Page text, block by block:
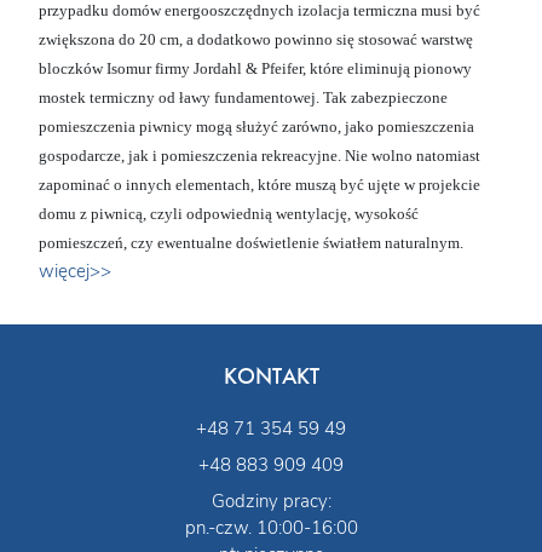
przypadku domów energooszczędnych izolacja termiczna musi być
zwiększona do 20 cm, a dodatkowo powinno się stosować warstwę
bloczków Isomur firmy Jordahl & Pfeifer, które eliminują pionowy
mostek termiczny od ławy fundamentowej. Tak zabezpieczone
pomieszczenia piwnicy mogą służyć zarówno, jako pomieszczenia
gospodarcze, jak i pomieszczenia rekreacyjne. Nie wolno natomiast
zapominać o innych elementach, które muszą być ujęte w projekcie
domu z piwnicą, czyli odpowiednią wentylację, wysokość
pomieszczeń, czy ewentualne doświetlenie światłem naturalnym.
więcej>>
KONTAKT
+48 71 354 59 49
+48 883 909 409
Godziny pracy:
pn.-czw. 10:00-16:00